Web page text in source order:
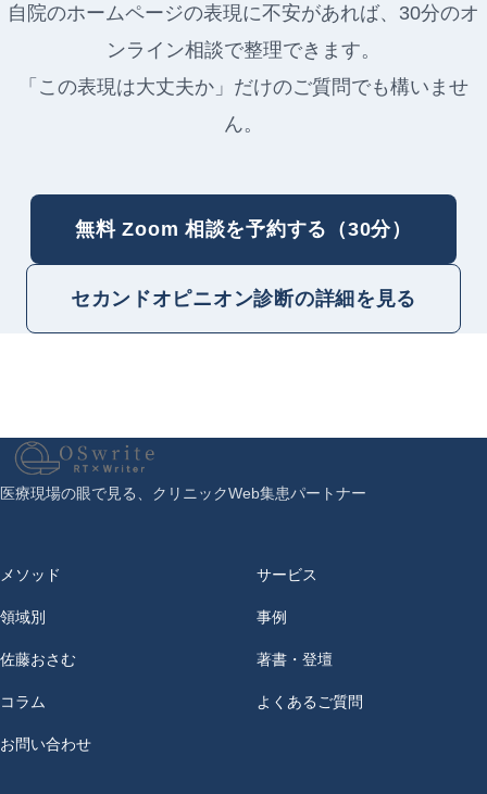
自院のホームページの表現に不安があれば、30分のオ
ンライン相談で整理できます。
「この表現は大丈夫か」だけのご質問でも構いませ
ん。
無料 Zoom 相談を予約する（30分）
セカンドオピニオン診断の詳細を見る
OSwrite
医療現場の眼で見る、クリニックWeb集患パートナー
メソッド サービス
領域別 事例
佐藤おさむ 著書・登壇
コラム よくあるご質問
お問い合わせ